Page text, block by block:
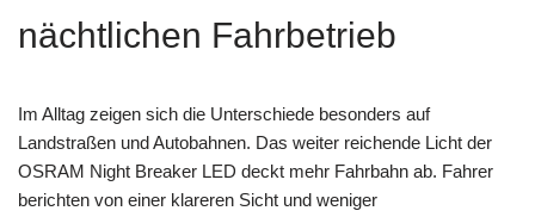
nächtlichen Fahrbetrieb
Im Alltag zeigen sich die Unterschiede besonders auf
Landstraßen und Autobahnen. Das weiter reichende Licht der
OSRAM Night Breaker LED deckt mehr Fahrbahn ab. Fahrer
berichten von einer klareren Sicht und weniger